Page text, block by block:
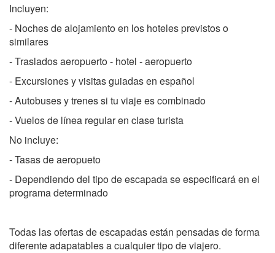
Incluyen:
- Noches de alojamiento en los hoteles previstos o
similares
- Traslados aeropuerto - hotel - aeropuerto
- Excursiones y visitas guiadas en español
- Autobuses y trenes si tu viaje es combinado
- Vuelos de línea regular en clase turista
No incluye:
- Tasas de aeropueto
- Dependiendo del tipo de escapada se especificará en el
programa determinado
Todas las ofertas de escapadas están pensadas de forma
diferente adapatables a cualquier tipo de viajero.